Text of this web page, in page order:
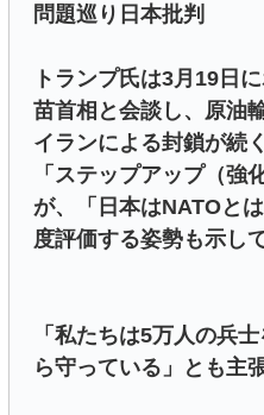
問題巡り日本批判
トランプ氏は3月19日
苗首相と会談し、原油
イランによる封鎖が続
「ステップアップ（強
が、「日本はNATOと
度評価する姿勢も示し
「私たちは5万人の兵
ら守っている」とも主